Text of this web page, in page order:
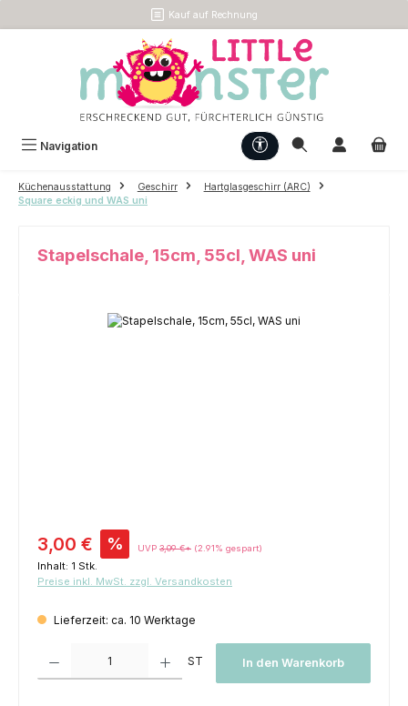
Kauf auf Rechnung
Navigation Werkzeugleiste anzeigen
Küchenausstattung Geschirr
Hartglasgeschirr (ARC)
Square eckig und WAS uni
Stapelschale, 15cm, 55cl, WAS uni
Bildergalerie überspringen
Verkaufspreis:
3,00 € % UVP 3,09 €* (2.91% gespart)
Inhalt: 1 Stk.
Preise inkl. MwSt. zzgl. Versandkosten
Lieferzeit: ca. 10 Werktage
ST In den Warenkorb